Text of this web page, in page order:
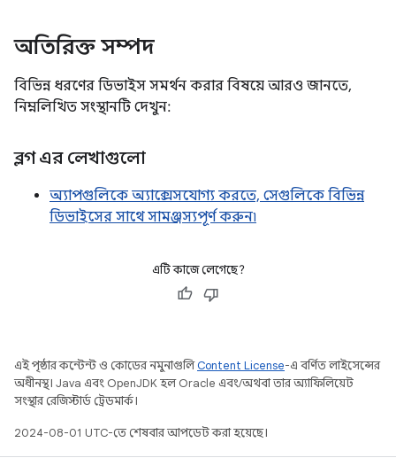
অতিরিক্ত সম্পদ
বিভিন্ন ধরণের ডিভাইস সমর্থন করার বিষয়ে আরও জানতে,
নিম্নলিখিত সংস্থানটি দেখুন:
ব্লগ এর লেখাগুলো
অ্যাপগুলিকে অ্যাক্সেসযোগ্য করতে, সেগুলিকে বিভিন্ন
ডিভাইসের সাথে সামঞ্জস্যপূর্ণ করুন৷
এটি কাজে লেগেছে?
এই পৃষ্ঠার কন্টেন্ট ও কোডের নমুনাগুলিContent License-এ বর্ণিত লাইসেন্সের
অধীনস্থ। Java এবং OpenJDK হল Oracle এবং/অথবা তার অ্যাফিলিয়েট
সংস্থার রেজিস্টার্ড ট্রেডমার্ক।
2024-08-01 UTC-তে শেষবার আপডেট করা হয়েছে।